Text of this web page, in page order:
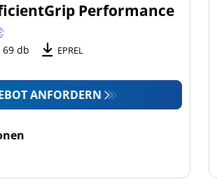
Performance
69 db EPREL
ANFORDERN